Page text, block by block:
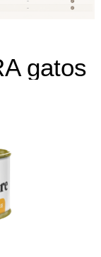
gatos